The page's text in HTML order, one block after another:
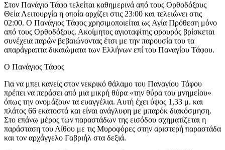
Στον Πανάγιο Τάφο τελείται καθημερινά από τους Ορθοδόξους
Θεία Λειτουργία η οποία αρχίζει στις 23:00 και τελειώνει στις
02:00. Ο Πανάγιος Τάφος χρησιμοποιείται ως Αγία Πρόθεση μόνο
από τους Ορθοδόξους. Ακοίμητος αγιοταφίτης φρουρός βρίσκεται
συνέχεια παρών βεβαιώνοντας έτσι με την παρουσία του τα
απαράγραπτα δικαιώματα των Ελλήνων επί του Παναγίου Τάφου.
Ο Πανάγιος Τάφος
Για να μπει κανείς στον νεκρικό θάλαμο του Παναγίου Τάφου
πρέπει να περάσει από μια μικρή θύρα «την θύρα του μνημείου»
όπως την ονομάζουν τα ευαγγέλια. Αυτή έχει ύψος 1,33 μ. και
πλάτος 66 εκατοστά και είναι ανάγλυφη με μπαρόκ διακόσμηση.
Στο επάνω μέρος των παραστάδων της εισόδου σχηματίζεται η
παράσταση του Λίθου με τις Μυροφόρες στην αριστερή παραστάδα
και τον αρχάγγελο Γαβριήλ στα δεξιά.